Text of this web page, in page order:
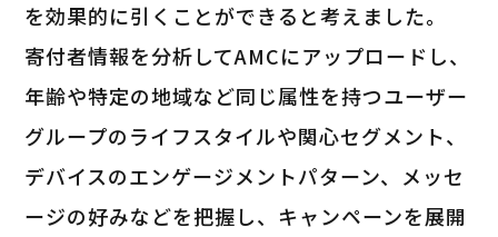
を効果的に引くことができると考えました。
寄付者情報を分析してAMCにアップロードし、
年齢や特定の地域など同じ属性を持つユーザー
グループのライフスタイルや関心セグメント、
デバイスのエンゲージメントパターン、メッセ
ージの好みなどを把握し、キャンペーンを展開